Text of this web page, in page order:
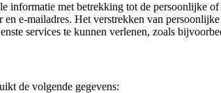
informatie met betrekking tot de persoonlijke
en e-mailadres. Het verstrekken van
services te kunnen verlenen, zoals
de volgende gegevens: